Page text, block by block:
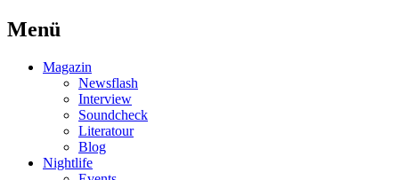
Menü
Magazin
Newsflash
Interview
Soundcheck
Literatour
Blog
Nightlife